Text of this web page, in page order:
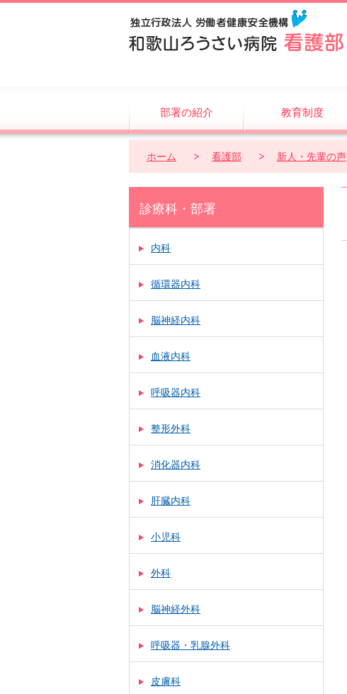
部署の紹介 教育制度
ホーム 看護部 新人・先輩の声
診療科・部署
内科
循環器内科
脳神経内科
血液内科
呼吸器内科
整形外科
消化器内科
肝臓内科
小児科
外科
脳神経外科
呼吸器・乳腺外科
皮膚科